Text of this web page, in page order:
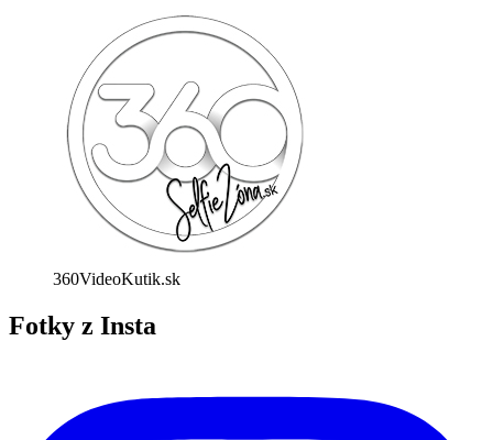
360VideoKutik.sk
Fotky z Insta